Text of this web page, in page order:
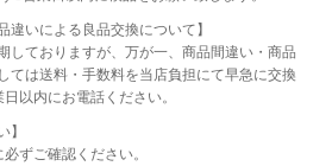
違いによる良品交換について】
しておりますが、万が一、商品間違い・商品
ては送料・手数料を当店負担にて早急に交換
以内にお電話ください。
】
ずご確認ください。